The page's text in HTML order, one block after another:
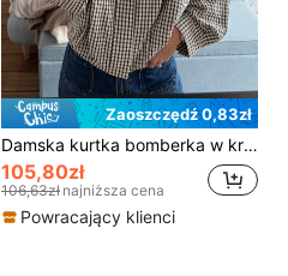
Zaoszczędź 0,83zł
Damska kurtka bomberka w kratę, wiosenny krótki płaszcz i kurtka na wyjście, lekka kurtka zapinana na zamek, długi rękaw, casualowy streetwear dla pań, na lotnisko i wakacje
105,80zł
106,63zł najniższa cena
Powracający klienci